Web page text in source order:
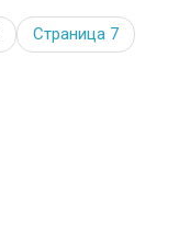
Страница 7